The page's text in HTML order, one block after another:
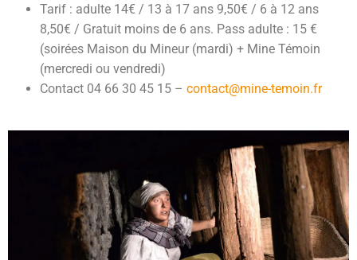
Tarif : adulte 14€ / 13 à 17 ans 9,50€ / 6 à 12 ans
8,50€ / Gratuit moins de 6 ans. Pass adulte : 15 €
(soirées Maison du Mineur (mardi) + Mine Témoin
(mercredi ou vendredi)
Contact 04 66 30 45 15 – contact@mine-temoin.fr